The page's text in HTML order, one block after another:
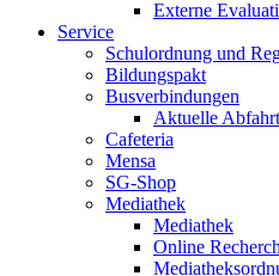
Externe
Service
Schulordnung und
Bildungspakt
Busverbindungen
Aktuelle
Cafeteria
Mensa
SG-Shop
Mediathek
Mediathek
Online